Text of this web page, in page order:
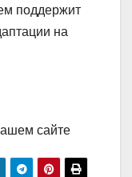
поддержит
на
сайте